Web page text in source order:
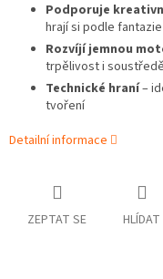
Podporuje
hrají si podle fantazie
Rozvíjí jemnou
trpělivost i
Technické hraní–
tvoření
Detailní informace
ZEPTAT SE HLÍDAT